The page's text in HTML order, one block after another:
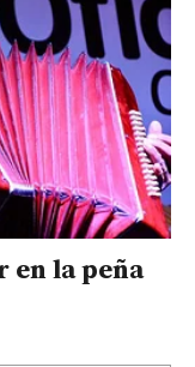
en la peña